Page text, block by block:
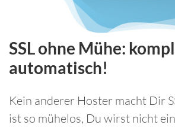
SSL ohne Mühe:
automatisch!
Kein anderer Hoster macht Dir
ist so mühelos, Du wirst nicht